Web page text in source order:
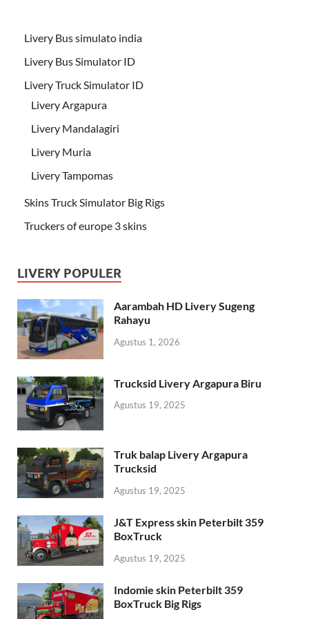
Livery Bus simulato india
Livery Bus Simulator ID
Livery Truck Simulator ID
Livery Argapura
Livery Mandalagiri
Livery Muria
Livery Tampomas
Skins Truck Simulator Big Rigs
Truckers of europe 3 skins
LIVERY POPULER
Aarambah HD Livery Sugeng
Rahayu
Agustus 1, 2026
Trucksid Livery Argapura Biru
Agustus 19, 2025
Truk balap Livery Argapura
Trucksid
Agustus 19, 2025
J&T Express skin Peterbilt 359
BoxTruck
Agustus 19, 2025
Indomie skin Peterbilt 359
BoxTruck Big Rigs